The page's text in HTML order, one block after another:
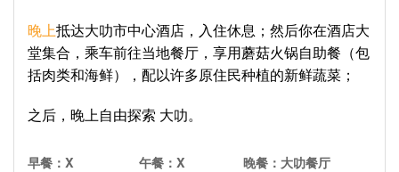
晚上抵达大叻市中心酒店，入住休息；然后你在酒店大
堂集合，乘车前往当地餐厅，享用蘑菇火锅自助餐（包
括肉类和海鲜），配以许多原住民种植的新鲜蔬菜；
之后，晚上自由探索 大叻。
早餐： X 午餐：X 晚餐： 大叻餐厅